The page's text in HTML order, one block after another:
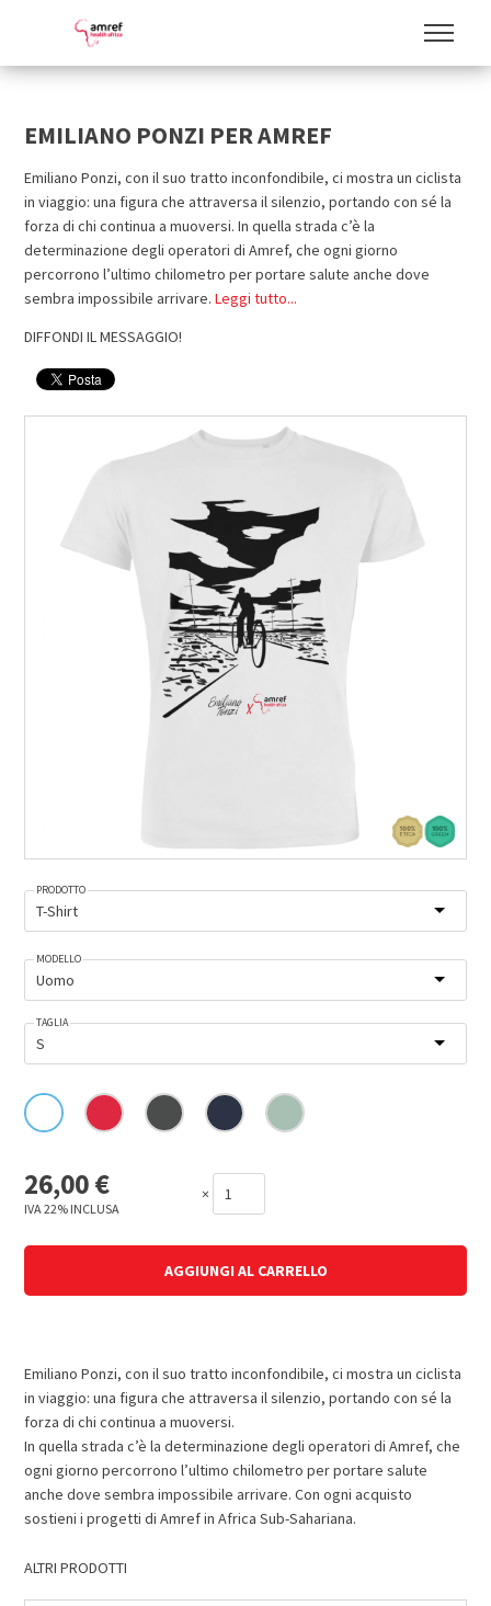
EMILIANO PONZI PER AMREF
Emiliano Ponzi, con il suo tratto inconfondibile, ci mostra un ciclista
in viaggio: una figura che attraversa il silenzio, portando con sé la
forza di chi continua a muoversi. In quella strada c’è la
determinazione degli operatori di Amref, che ogni giorno
percorrono l’ultimo chilometro per portare salute anche dove
sembra impossibile arrivare.Leggi tutto...
DIFFONDI IL MESSAGGIO!
PRODOTTO
MODELLO
TAGLIA
26,00€
IVA 22% INCLUSA
×
AGGIUNGI AL CARRELLO
Emiliano Ponzi, con il suo tratto inconfondibile, ci mostra un ciclista
in viaggio: una figura che attraversa il silenzio, portando con sé la
forza di chi continua a muoversi.
In quella strada c’è la determinazione degli operatori di Amref, che
ogni giorno percorrono l’ultimo chilometro per portare salute
anche dove sembra impossibile arrivare. Con ogni acquisto
sostieni i progetti di Amref in Africa Sub-Sahariana.
ALTRI PRODOTTI